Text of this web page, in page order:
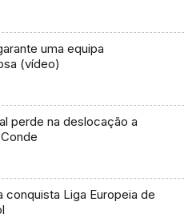
uma equipa
(vídeo)
perde na deslocação a
conquista Liga Europeia de